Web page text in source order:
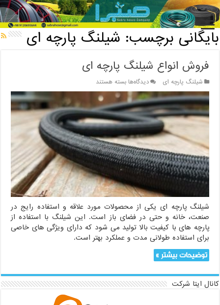
خانه / بایگانی برچسب: شیلنگ پارچه ای
بایگانی برچسب: شیلنگ پارچه ای
فروش انواع شیلنگ پارچه ای
شیلنگ پارچه‌ ای دیدگاه‌هابرای
فروش
انواع
شیلنگ
پارچه
ای
بسته هستند
شیلنگ پارچه ای یکی از محصولات مورد علاقه و استفاده رایج در
صنعت، خانه و حتی در فضای باز است. این شیلنگ با استفاده از
پارچه های با کیفیت بالا تولید می شود که دارای ویژگی های خاصی
برای استفاده طولانی مدت و عملکرد بهتر است.
توضیحات بیشتر »
کانال ایتا شرکت